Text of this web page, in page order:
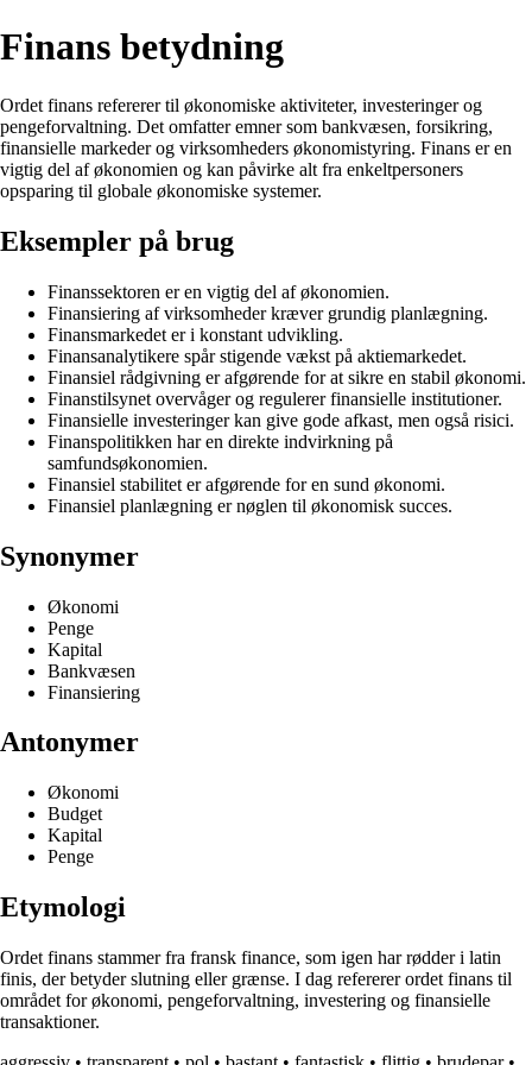
Finans betydning
Ordet finans refererer til økonomiske aktiviteter, investeringer og
pengeforvaltning. Det omfatter emner som bankvæsen, forsikring,
finansielle markeder og virksomheders økonomistyring. Finans er en
vigtig del af økonomien og kan påvirke alt fra enkeltpersoners
opsparing til globale økonomiske systemer.
Eksempler på brug
Finanssektoren er en vigtig del af økonomien.
Finansiering af virksomheder kræver grundig planlægning.
Finansmarkedet er i konstant udvikling.
Finansanalytikere spår stigende vækst på aktiemarkedet.
Finansiel rådgivning er afgørende for at sikre en stabil økonomi.
Finanstilsynet overvåger og regulerer finansielle institutioner.
Finansielle investeringer kan give gode afkast, men også risici.
Finanspolitikken har en direkte indvirkning på
samfundsøkonomien.
Finansiel stabilitet er afgørende for en sund økonomi.
Finansiel planlægning er nøglen til økonomisk succes.
Synonymer
Økonomi
Penge
Kapital
Bankvæsen
Finansiering
Antonymer
Økonomi
Budget
Kapital
Penge
Etymologi
Ordet finans stammer fra fransk finance, som igen har rødder i latin
finis, der betyder slutning eller grænse. I dag refererer ordet finans til
området for økonomi, pengeforvaltning, investering og finansielle
transaktioner.